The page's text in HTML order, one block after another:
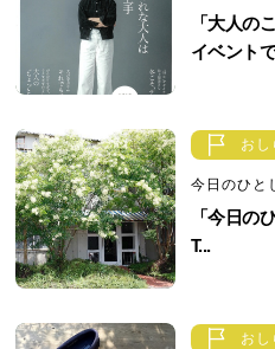
「大人の
イベント
おし
今日のひと
「今日の
T...
おし